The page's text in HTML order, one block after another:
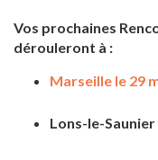
Vos prochaines
dérouleront à :
Marseille le 29
Lons-le-Saunier